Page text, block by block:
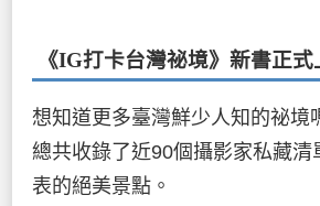
《IG打卡台灣祕境》新書正式
想知道更多臺灣鮮少人知的祕境
總共收錄了近90個攝影家私藏清
表的絕美景點。